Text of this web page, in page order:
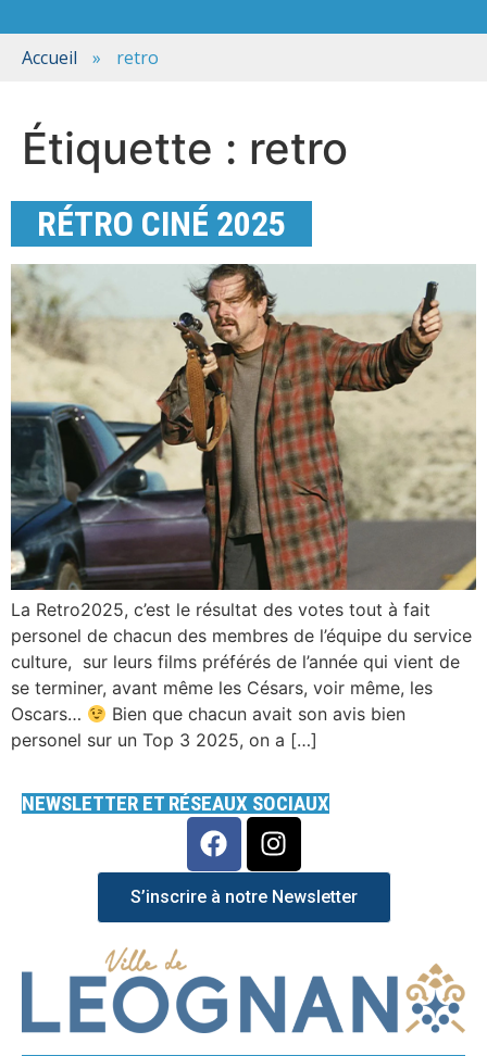
Accueil » retro
Étiquette : retro
RÉTRO CINÉ 2025
La Retro2025, c’est le résultat des votes tout à fait
personel de chacun des membres de l’équipe du service
culture, sur leurs films préférés de l’année qui vient de
se terminer, avant même les Césars, voir même, les
Oscars…
Bien que chacun avait son avis bien
personel sur un Top 3 2025, on a […]
NEWSLETTER ET RÉSEAUX SOCIAUX
S’inscrire à notre Newsletter